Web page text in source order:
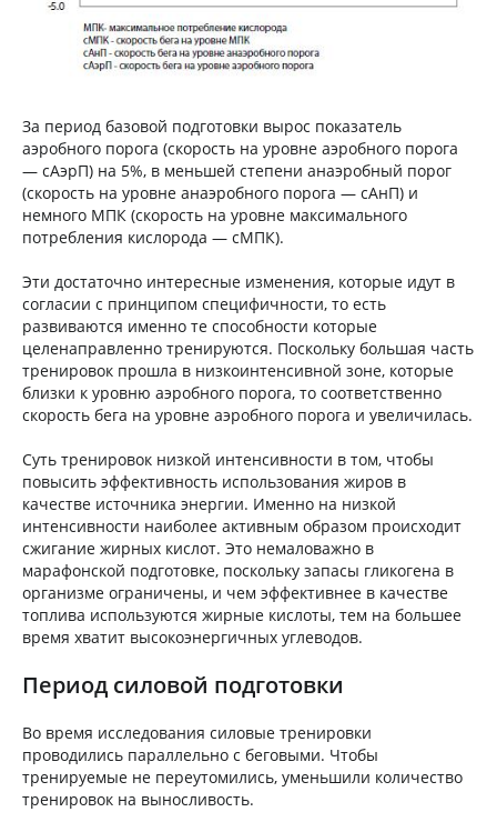
За период базовой подготовки вырос показатель
аэробного порога (скорость на уровне аэробного порога
— сАэрП) на 5%, в меньшей степени анаэробный порог
(скорость на уровне анаэробного порога — сАнП) и
немного МПК (скорость на уровне максимального
потребления кислорода — сМПК).
Эти достаточно интересные изменения, которые идут в
согласии с принципом специфичности, то есть
развиваются именно те способности которые
целенаправленно тренируются. Поскольку большая часть
тренировок прошла в низкоинтенсивной зоне, которые
близки к уровню аэробного порога, то соответственно
скорость бега на уровне аэробного порога и увеличилась.
Суть тренировок низкой интенсивности в том, чтобы
повысить эффективность использования жиров в
качестве источника энергии. Именно на низкой
интенсивности наиболее активным образом происходит
сжигание жирных кислот. Это немаловажно в
марафонской подготовке, поскольку запасы гликогена в
организме ограничены, и чем эффективнее в качестве
топлива используются жирные кислоты, тем на большее
время хватит высокоэнергичных углеводов.
Период силовой подготовки
Во время исследования силовые тренировки
проводились параллельно с беговыми. Чтобы
тренируемые не переутомились, уменьшили количество
тренировок на выносливость.